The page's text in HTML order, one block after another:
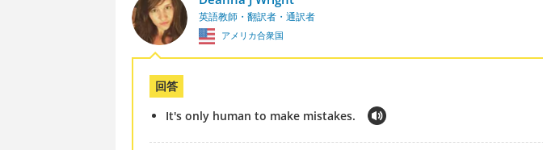
英語教師・翻訳者・通訳者
アメリカ合衆国
回答
It's only human to make mistakes.